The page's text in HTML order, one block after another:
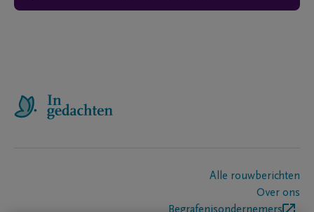
Alle rouwberichten
Over ons